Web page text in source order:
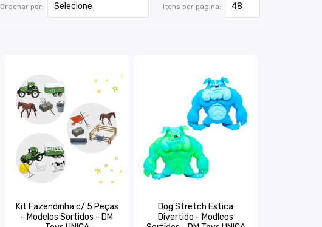
Ordenar por: Itens por página:
Kit Fazendinha c/ 5 Peças
- Modelos Sortidos - DM
Dog Stretch Estica
Divertido - Modleos